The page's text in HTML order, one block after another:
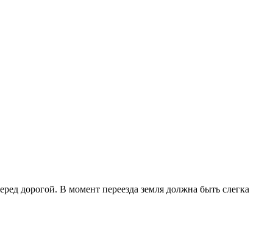
дорогой. В момент переезда земля должна быть слегка